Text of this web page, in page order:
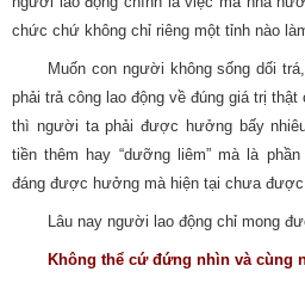
chức chứ không chỉ riêng một tỉnh nào
Muốn con người không sống dối
phải trả công lao động về đúng giá trị
thì người ta phải được hưởng bấy
tiền thêm hay “dưỡng liêm” mà là
đáng được hưởng mà hiện tại chưa
Lâu nay người lao động chỉ mong
Không thể cứ đứng nhìn và cùng